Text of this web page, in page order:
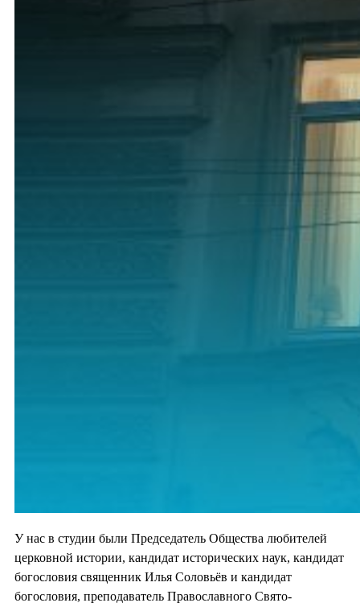
У нас в студии были Председатель Общества любителей
церковной истории, кандидат исторических наук, кандидат
богословия священник Илья Соловьёв и кандидат
богословия, преподаватель Православного Свято-